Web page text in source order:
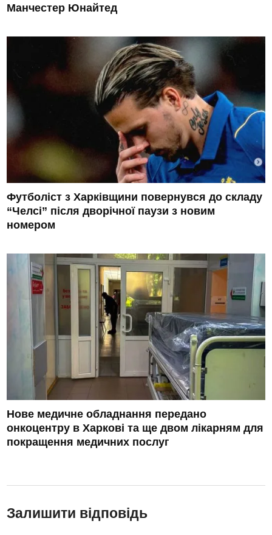
Манчестер Юнайтед
Футболіст з Харківщини повернувся до складу
“Челсі” після дворічної паузи з новим
номером
Нове медичне обладнання передано
онкоцентру в Харкові та ще двом лікарням для
покращення медичних послуг
Залишити відповідь